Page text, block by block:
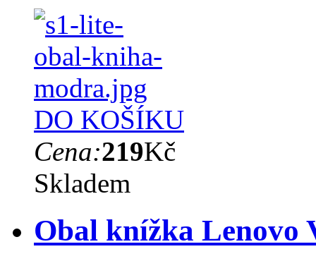
DO KOŠÍKU
Cena:219Kč
Skladem
Obal knížka Lenovo